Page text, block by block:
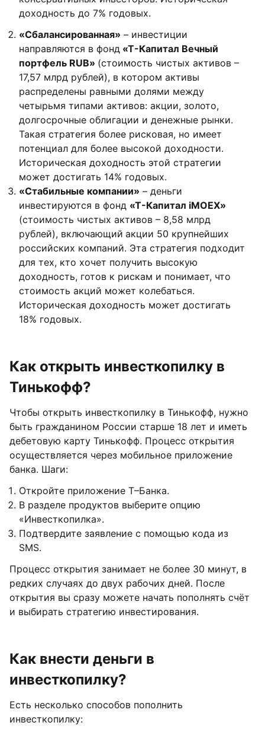
доходность до 7% годовых.
«Сбалансированная» – инвестиции
направляются в фонд «Т-Капитал Вечный
портфель RUB» (стоимость чистых активов –
17,57 млрд рублей), в котором активы
распределены равными долями между
четырьмя типами активов: акции, золото,
долгосрочные облигации и денежные рынки.
Такая стратегия более рисковая, но имеет
потенциал для более высокой доходности.
Историческая доходность этой стратегии
может достигать 14% годовых.
«Стабильные компании» – деньги
инвестируются в фонд «Т-Капитал iMOEX»
(стоимость чистых активов – 8,58 млрд
рублей), включающий акции 50 крупнейших
российских компаний. Эта стратегия подходит
для тех, кто хочет получить высокую
доходность, готов к рискам и понимает, что
стоимость акций может колебаться.
Историческая доходность может достигать
18% годовых.
Как открыть инвесткопилку в
Тинькофф?
Чтобы открыть инвесткопилку в Тинькофф, нужно
быть гражданином России старше 18 лет и иметь
дебетовую карту Тинькофф. Процесс открытия
осуществляется через мобильное приложение
банка. Шаги:
Откройте приложение Т–Банка.
В разделе продуктов выберите опцию
«Инвесткопилка».
Подтвердите заявление с помощью кода из
SMS.
Процесс открытия занимает не более 30 минут, в
редких случаях до двух рабочих дней. После
открытия вы сразу можете начать пополнять счёт
и выбирать стратегию инвестирования.
Как внести деньги в
инвесткопилку?
Есть несколько способов пополнить
инвесткопилку: